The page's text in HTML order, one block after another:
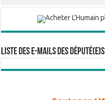
Liste des e-mails des député(e)s